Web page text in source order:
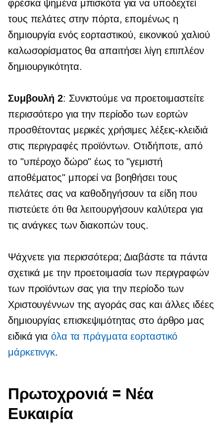
φρέσκα ψημένα μπισκότα για να υποδεχτεί
τους πελάτες στην πόρτα, επομένως η
δημιουργία ενός εορταστικού, εικονικού χαλιού
καλωσορίσματος θα απαιτήσει λίγη επιπλέον
δημιουργικότητα.
Συμβουλή 2: Συνιστούμε να προετοιμαστείτε
περισσότερο για την περίοδο των εορτών
προσθέτοντας μερικές χρήσιμες λέξεις-κλειδιά
στις περιγραφές προϊόντων. Οτιδήποτε, από
το "υπέροχο δώρο" έως το "γεμιστή
αποθέματος" μπορεί να βοηθήσει τους
πελάτες σας να καθοδηγήσουν τα είδη που
πιστεύετε ότι θα λειτουργήσουν καλύτερα για
τις ανάγκες των διακοπών τους.
Ψάχνετε για περισσότερα; Διαβάστε τα πάντα
σχετικά με την προετοιμασία των περιγραφών
των προϊόντων σας για την περίοδο των
Χριστουγέννων της αγοράς σας και άλλες ιδέες
δημιουργίας επισκεψιμότητας στο άρθρο μας
ειδικά για όλα τα πράγματα εορταστικό
μάρκετινγκ.
Πρωτοχρονιά = Νέα
Ευκαιρία